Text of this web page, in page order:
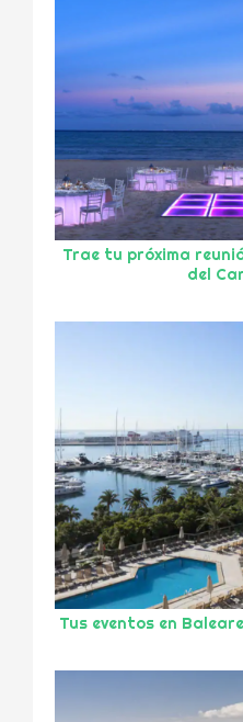
Trae tu próxima
del
Tus eventos en